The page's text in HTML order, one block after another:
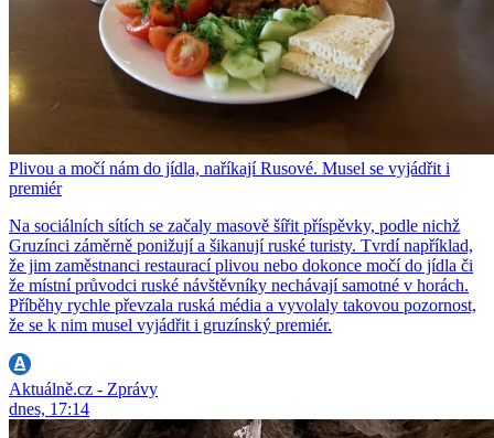
Plivou a močí nám do jídla, naříkají Rusové. Musel se vyjádřit i
premiér
Na sociálních sítích se začaly masově šířit příspěvky, podle nichž
Gruzínci záměrně ponižují a šikanují ruské turisty. Tvrdí například,
že jim zaměstnanci restaurací plivou nebo dokonce močí do jídla či
že místní průvodci ruské návštěvníky nechávají samotné v horách.
Příběhy rychle převzala ruská média a vyvolaly takovou pozornost,
že se k nim musel vyjádřit i gruzínský premiér.
Aktuálně.cz - Zprávy
dnes, 17:14